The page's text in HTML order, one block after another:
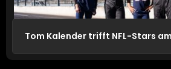
Tom Kalender trifft NFL-Stars